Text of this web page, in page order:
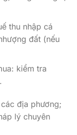
thu nhập cá
đất (nếu
kiểm tra
địa phương;
lý chuyên